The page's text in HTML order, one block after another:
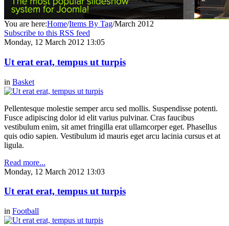
You are here:Home/Items By Tag/March 2012
Subscribe to this RSS feed
Monday, 12 March 2012 13:05
Ut erat erat, tempus ut turpis
in Basket
Pellentesque molestie semper arcu sed mollis. Suspendisse potenti.
Fusce adipiscing dolor id elit varius pulvinar. Cras faucibus
vestibulum enim, sit amet fringilla erat ullamcorper eget. Phasellus
quis odio sapien. Vestibulum id mauris eget arcu lacinia cursus et at
ligula.
Read more...
Monday, 12 March 2012 13:03
Ut erat erat, tempus ut turpis
in Football